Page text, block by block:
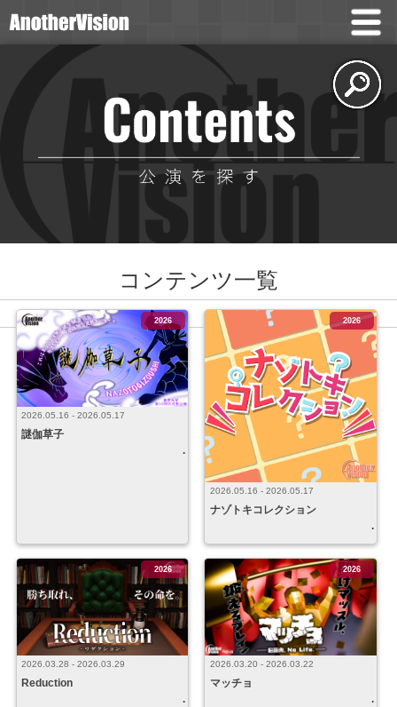
コンテンツ一覧
2026.05.16 - 2026.05.17
謎伽草子
2026
2026.05.16 - 2026.05.17
ナゾトキコレクション
2026
2026.03.28 - 2026.03.29
Reduction
2026
2026.03.20 - 2026.03.22
マッチョ
2026